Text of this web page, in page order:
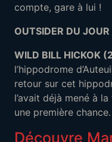
compte, gare à lui !
OUTSIDER DU JOUR
WILD BILL HICKOK
l’hippodrome
retour sur cet
l’avait déjà mené à
une première
Découvre